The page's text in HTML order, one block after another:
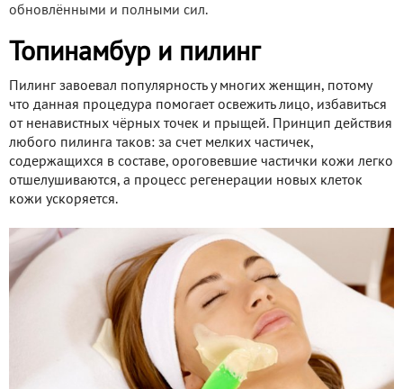
обновлёнными и полными сил.
Топинамбур и пилинг
Пилинг завоевал популярность у многих женщин, потому
что данная процедура помогает освежить лицо, избавиться
от ненавистных чёрных точек и прыщей. Принцип действия
любого пилинга таков: за счет мелких частичек,
содержащихся в составе, ороговевшие частички кожи легко
отшелушиваются, а процесс регенерации новых клеток
кожи ускоряется.